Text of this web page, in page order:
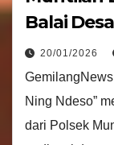
Balai
20/01/2026
Ning Ndeso”
dari Polsek